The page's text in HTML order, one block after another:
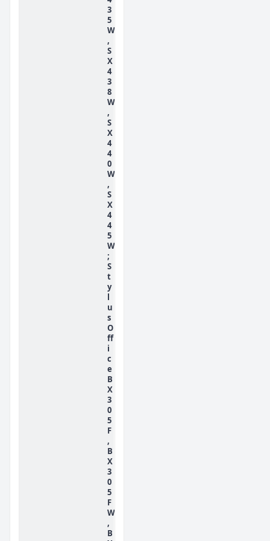
3
5
W
,
S
X
4
3
8
W
,
S
X
4
4
0
W
,
S
X
4
4
5
W
;
S
t
y
l
u
s
O
ff
i
c
e
B
X
3
0
5
F
,
B
X
3
0
5
F
W
,
B